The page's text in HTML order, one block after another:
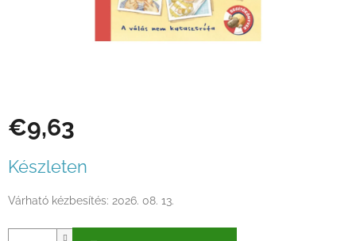
€9,63
Készleten
Várható kézbesítés: 2026. 08. 13.